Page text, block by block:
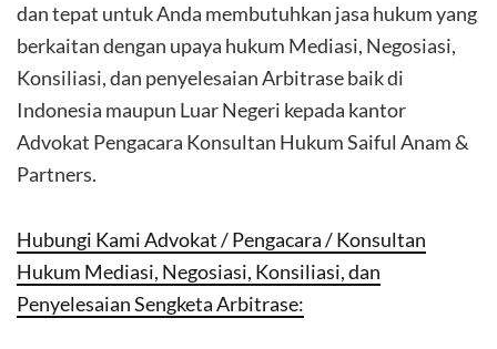
dan tepat untuk Anda membutuhkan jasa hukum yang
berkaitan dengan upaya hukum Mediasi, Negosiasi,
Konsiliasi, dan penyelesaian Arbitrase baik di
Indonesia maupun Luar Negeri kepada kantor
Advokat Pengacara Konsultan Hukum Saiful Anam &
Partners.
Hubungi Kami Advokat / Pengacara / Konsultan
Hukum Mediasi, Negosiasi, Konsiliasi, dan
Penyelesaian Sengketa Arbitrase: